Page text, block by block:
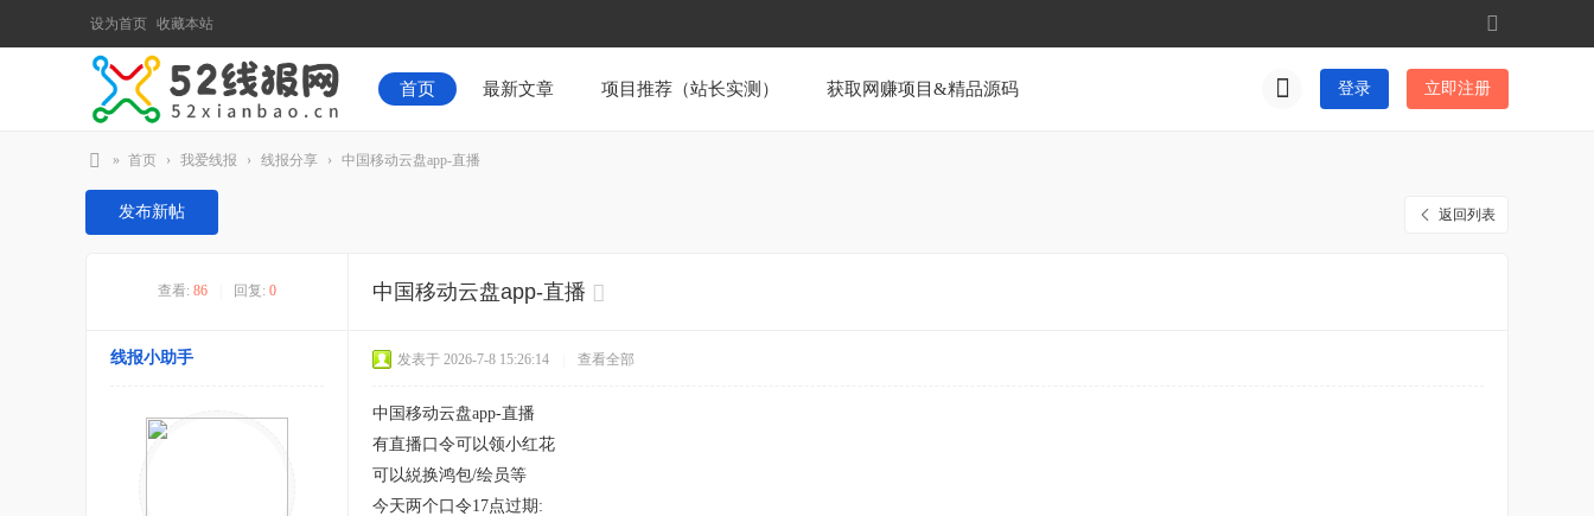
设为首页 收藏本站
切
换
到
宽
首页 最新文章 项目推荐（站长实测） 获取网赚项目&精品源码 登录 立即注册
52
线
» 首页 › 我爱线报 › 线报分享 › 中国移动云盘app-直播
返回列表
发布新帖
查看: 86 回复: 0 中国移动云盘app-直播
线报小助手 发表于 2026-7-8 15:26:14 查看全部
中国移动云盘app-直播
有直播口令可以领小红花
可以綐换鸿包/绘员等
今天两个口令17点过期: